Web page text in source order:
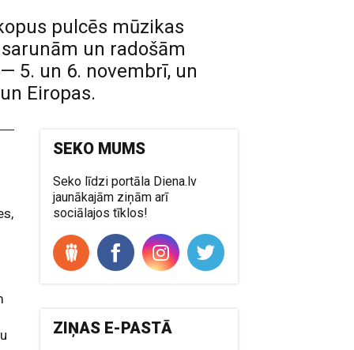
pulcēs mūzikas
un radošām
5. un 6. novembrī, un
Eiropas.
SEKO MUMS
Seko līdzi portāla Diena.lv
jaunākajām ziņām arī
sociālajos tīklos!
ZIŅAS E-PASTĀ